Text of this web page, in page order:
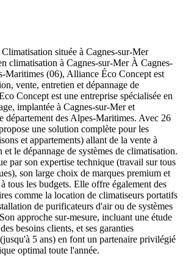
située à Cagnes-sur-Mer
climatisation à Cagnes-sur-Mer À Cagnes-
Maritimes (06), Alliance Éco Concept est
vente, entretien et dépannage de
Concept est une entreprise spécialisée en
implantée à Cagnes-sur-Mer et
département des Alpes-Maritimes. Avec 26
une solution complète pour les
et appartements) allant de la vente à
le dépannage de systèmes de climatisation.
par son expertise technique (travail sur tous
son large choix de marques premium et
tous les budgets. Elle offre également des
comme la location de climatiseurs portatifs
de purificateurs d'air ou de systèmes
approche sur-mesure, incluant une étude
besoins clients, et ses garanties
5 ans) en font un partenaire privilégié
optimal toute l'année.